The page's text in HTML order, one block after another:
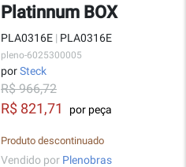
Platinnum BOX
PLA0316E | PLA0316E
pleno-6025300005
porSteck
R$ 966,72
R$ 821,71 por peça
Produto descontinuado
Vendido por Plenobras